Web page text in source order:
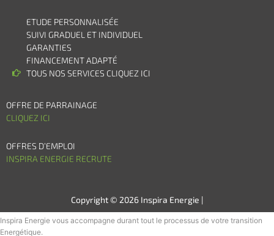
ETUDE PERSONNALISÉE
SUIVI GRADUEL ET INDIVIDUEL
GARANTIES
FINANCEMENT ADAPTÉ
TOUS NOS SERVICES CLIQUEZ ICI
OFFRE DE PARRAINAGE
CLIQUEZ ICI
OFFRES D’EMPLOI
INSPIRA ENERGIE RECRUTE
Copyright © 2026 Inspira Energie |
Inspira Energie vous accompagne durant tout le processus de votre transition
Energétique.